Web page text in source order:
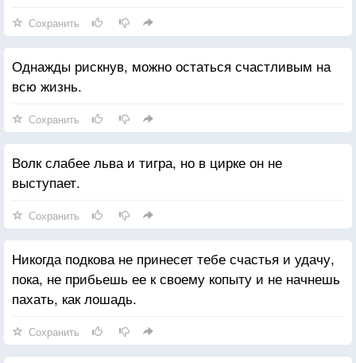
Сохранить
Однажды рискнув, можно остаться счастливым на
всю жизнь.
Сохранить
Волк слабее льва и тигра, но в цирке он не
выступает.
Сохранить
Никогда подкова не принесет тебе счастья и удачу,
пока, не прибьешь ее к своему копыту и не начнешь
пахать, как лошадь.
Сохранить